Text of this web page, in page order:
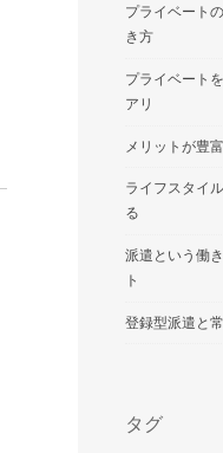
プライベート
き方
プライベート
アリ
メリットが豊
ライフスタイ
る
派遣という働
ト
登録型派遣と
タグ